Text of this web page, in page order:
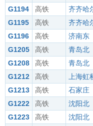
G1194
高铁 齐齐哈
G1195
高铁 齐齐哈
G1196
高铁 济南东
G1205
高铁 青岛北
G1208
高铁 青岛北
G1212
高铁 上海虹
G1213
高铁 石家庄
G1222
高铁 沈阳北
G1223
高铁 沈阳北